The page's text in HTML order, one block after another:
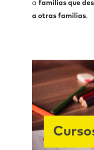
a familias que
a otras familias.